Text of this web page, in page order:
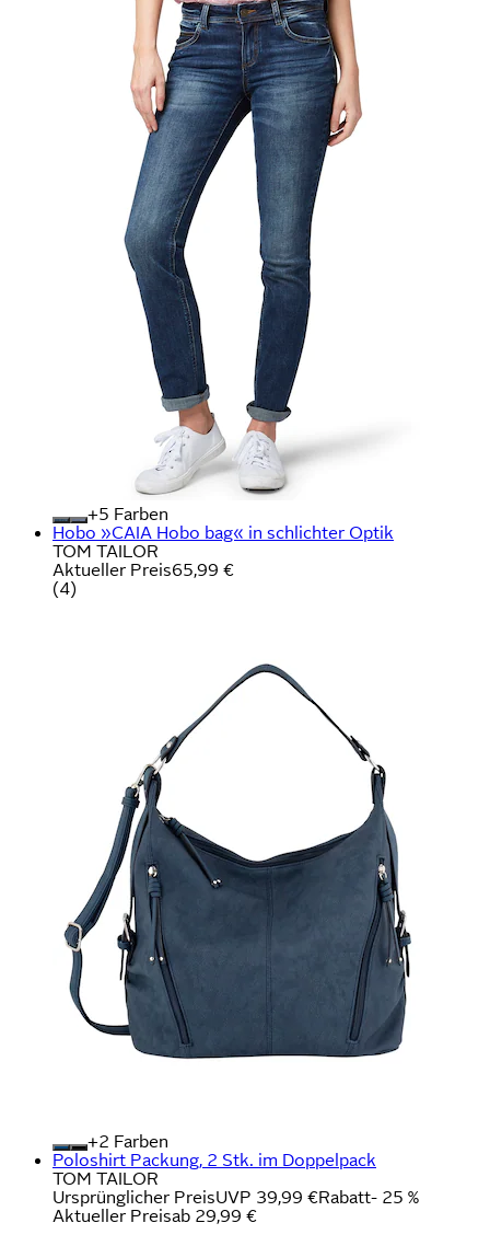
+
Farben
Hobo »CAIA Hobo bag« in schlichter Optik
TOM TAILOR
Aktueller Preis65,99 €
(4)
+
Farben
Poloshirt Packung, 2 Stk. im Doppelpack
TOM TAILOR
Ursprünglicher PreisUVP 39,99 €Rabatt- 25 %
Aktueller Preisab 29,99 €